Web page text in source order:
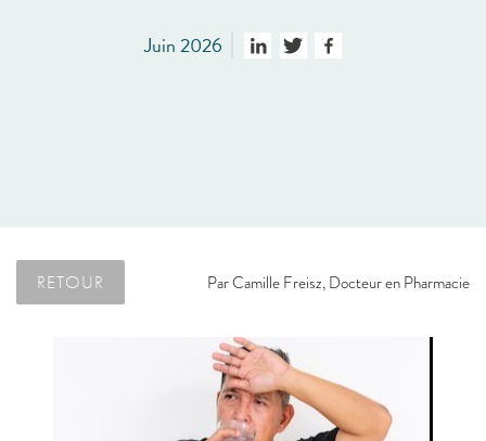
Juin 2026
RETOUR ParCamille Freisz, Docteur en Pharmacie